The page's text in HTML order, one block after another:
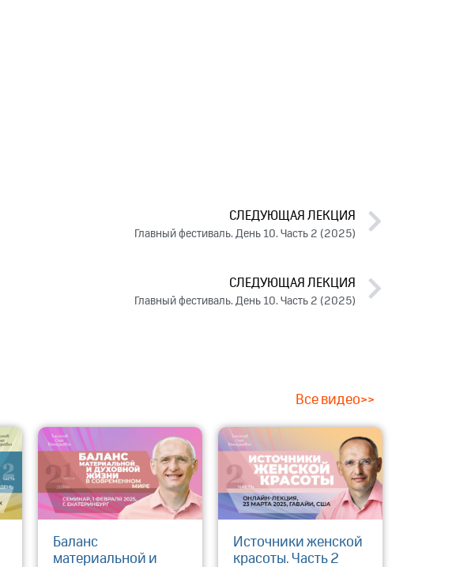
СЛЕДУЮЩАЯ ЛЕКЦИЯ
Главный фестиваль. День 10. Часть 2 (2025)
СЛЕДУЮЩАЯ ЛЕКЦИЯ
Главный фестиваль. День 10. Часть 2 (2025)
Все видео>>
Баланс
материальной и
Источники женской
красоты. Часть 2